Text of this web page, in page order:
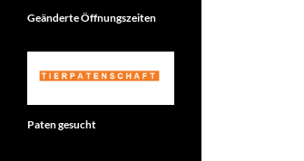
Geänderte Öffnungszeiten
Paten gesucht